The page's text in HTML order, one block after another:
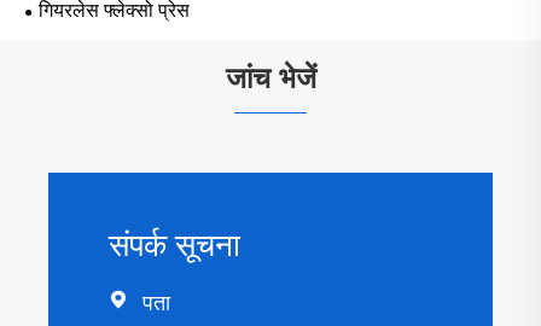
गियरलेस फ्लेक्सो प्रेस
जांच भेजें
संपर्क सूचना
 पता